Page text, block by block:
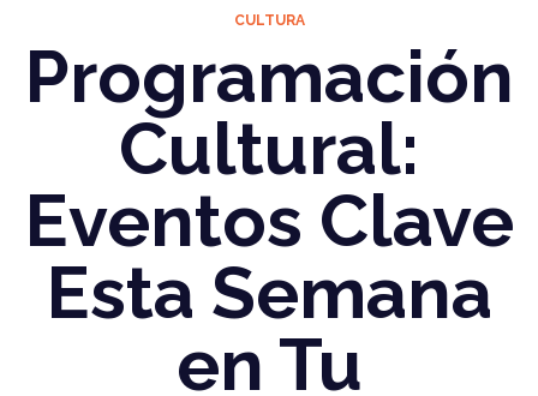
CULTURA
Programación
Cultural:
Eventos Clave
Esta Semana
en Tu